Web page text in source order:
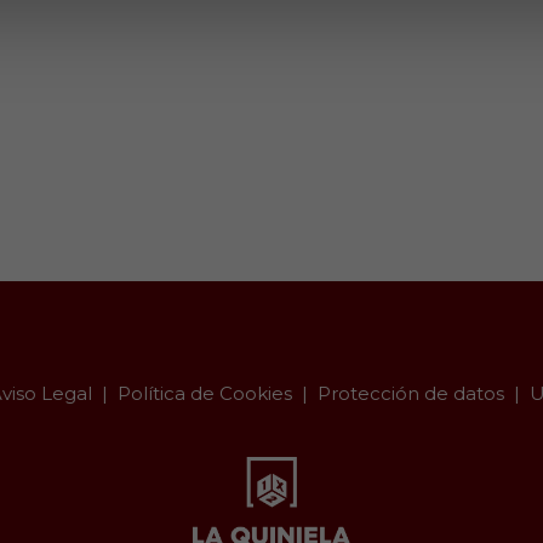
Legal Política de Cookies Protección de datos